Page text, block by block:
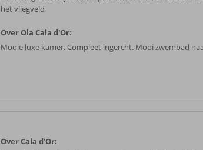
het vliegveld
Over Ola Cala d'Or:
Mooie luxe kamer. Compleet ingercht. Mooi zwembad
Over Cala d'Or: